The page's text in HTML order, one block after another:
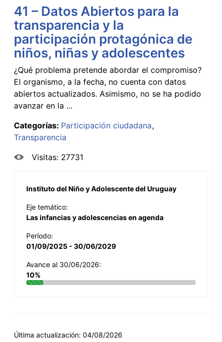
41 – Datos Abiertos para la
transparencia y la
participación protagónica de
niños, niñas y adolescentes
¿Qué problema pretende abordar el compromiso?
El organismo, a la fecha, no cuenta con datos
abiertos actualizados. Asimismo, no se ha podido
avanzar en la ...
Categorías: Participación ciudadana
Transparencia
Visitas: 27731
Instituto del Niño y Adolescente del Uruguay
Eje temático:
Las infancias y adolescencias en agenda
Período:
01/09/2025 - 30/06/2029
Avance al 30/06/2026:
10%
Última actualización: 04/08/2026